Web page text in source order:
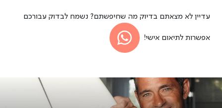
עדיין לא מצאתם בדיוק מה שחיפשתם? נשמח לבדוק עבורכם
אפשרות לתיאום אישי!